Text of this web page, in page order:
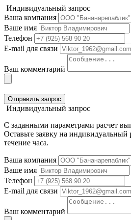
Индивидуальный запрос
Ваша компания
Ваше имя
Телефон
E-mail для связи
Ваш комментарий
Отправить запрос
Индивидуальный запрос
С заданными параметрами расчет
Оставьте заявку на индивидуальный
течение часа.
Ваша компания
Ваше имя
Телефон
E-mail для связи
Ваш комментарий